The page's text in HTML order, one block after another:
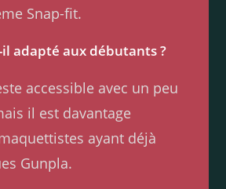
Snap-fit.
il adapté aux débutants ?
accessible avec un peu
il est davantage
ayant déjà
Gunpla.